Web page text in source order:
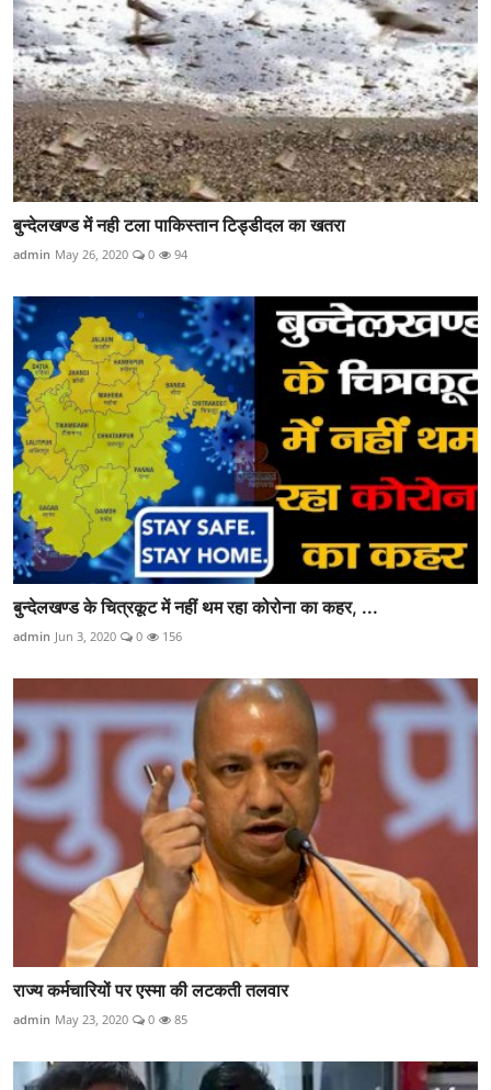
बुन्देलखण्ड में नही टला पाकिस्तान टिड्डीदल का खतरा
admin May 26, 2020 0 94
बुन्देलखण्ड के चित्रकूट में नहीं थम रहा कोरोना का कहर, ...
admin Jun 3, 2020 0 156
राज्य कर्मचारियों पर एस्मा की लटकती तलवार
admin May 23, 2020 0 85